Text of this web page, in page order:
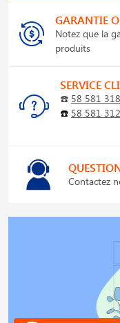
GARANTIE
Notez que la
produits
SERVICE
☎️ 58 581 318
☎️ 58 581 312
Contactez